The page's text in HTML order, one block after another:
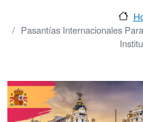
Pasantías Internacionales